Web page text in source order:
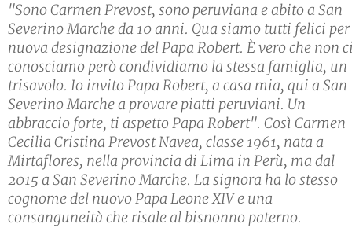
"Sono Carmen Prevost, sono peruviana e abito a San
Severino Marche da 10 anni. Qua siamo tutti felici
nuova designazione del Papa Robert. È vero che non
conosciamo però condividiamo la stessa famiglia, un
trisavolo. Io invito Papa Robert, a casa mia, qui a San
Severino Marche a provare piatti peruviani. Un
abbraccio forte, ti aspetto Papa Robert". Così Carmen
Cecilia Cristina Prevost Navea, classe 1961, nata a
Mirtaflores, nella provincia di Lima in Perù, ma dal
2015 a San Severino Marche. La signora ha lo stesso
cognome del nuovo Papa Leone XIV e una
consanguneità che risale al bisnonno paterno.